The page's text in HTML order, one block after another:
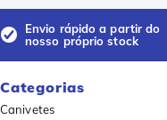
Envio rápido a partir do
nosso próprio stock
Categorias
Canivetes